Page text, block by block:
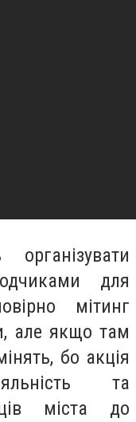
для
мітинг
але якщо там
бо акція
та
міста до